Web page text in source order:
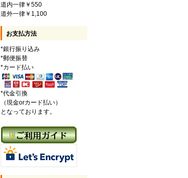
道内一律￥550
道外一律￥1,100
お支払方法
*銀行振り込み
*郵便振替
*カード払い
*代金引換
（現金orカード払い）
となっております。